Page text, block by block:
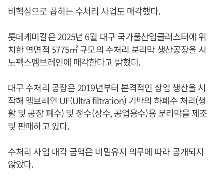
비핵심으로 꼽히는 수처리 사업도 매각했다.
롯데케미칼은 2025년 6월 대구 국가물산업클러스터에 위
치한 연면적 5775㎡ 규모의 수처리 분리막 생산공장을 시
노펙스멤브레인에 매각한다고 밝혔다.
대구 수처리 공장은 2019년부터 본격적인 상업 생산을 시
작해 멤브레인 UF(Ultra filtration) 기반의 하폐수 처리(생
활 및 공장 폐수) 및 정수(상수, 공업용수)용 분리막을 제조
및 판매하고 있다.
수처리 사업 매각 금액은 비밀유지 의무에 따라 공개되지
않았다.